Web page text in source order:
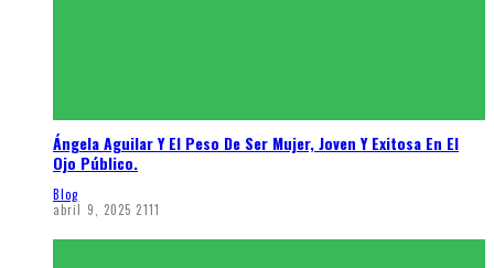
Ángela Aguilar Y El Peso De Ser Mujer, Joven Y Exitosa En El
Ojo Público.
Blog
abril 9, 2025 2111